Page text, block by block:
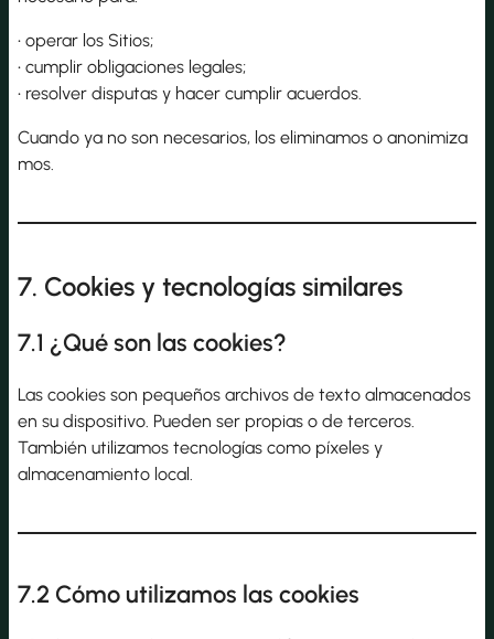
• operar los Sitios;
• cumplir obligaciones legales;
• resolver disputas y hacer cumplir acuerdos.
Cuando ya no son necesarios, los eliminamos o anonimiza
mos.
7. Cookies y tecnologías similares
7.1 ¿Qué son las cookies?
Las cookies son pequeños archivos de texto almacenados
en su dispositivo. Pueden ser propias o de terceros.
También utilizamos tecnologías como píxeles y
almacenamiento local.
7.2 Cómo utilizamos las cookies